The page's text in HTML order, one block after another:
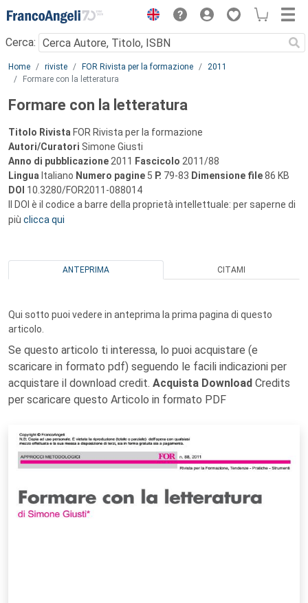
Menu
Cerca:
Main content
Home riviste FOR Rivista per la formazione
2011
Formare con la letteratura
Formare con la letteratura
Titolo Rivista FOR Rivista per la formazione
Autori/Curatori Simone Giusti
Anno di pubblicazione 2011 Fascicolo 2011/88
Lingua Italiano Numero pagine 5 P. 79-83 Dimensione file86 KB
DOI 10.3280/FOR2011-088014
Il DOI è il codice a barre della proprietà intellettuale: per saperne di
più clicca qui
ANTEPRIMA CITAMI
Qui sotto puoi vedere in anteprima la prima pagina di questo
articolo.
Se questo articolo ti interessa, lo puoi acquistare (e
scaricare in formato pdf) seguendo le facili indicazioni per
acquistare il download credit. Acquista Download Credits
per scaricare questo Articolo in formato PDF